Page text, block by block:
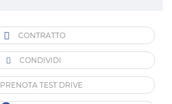
CONTRATTO
CONDIVIDI
PRENOTA TEST DRIVE